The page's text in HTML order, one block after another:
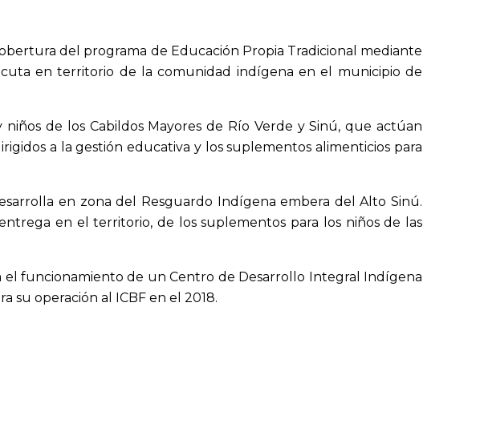
del programa de Educación Propia Tradicional mediante
en territorio de la comunidad indígena en el municipio de
de los Cabildos Mayores de Río Verde y Sinú, que actúan
a la gestión educativa y los suplementos alimenticios para
en zona del Resguardo Indígena embera del Alto Sinú.
en el territorio, de los suplementos para los niños de las
el funcionamiento de un Centro de Desarrollo Integral Indígena
su operación al ICBF en el 2018.